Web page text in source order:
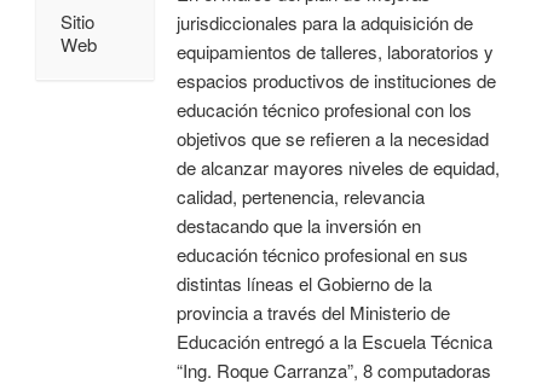
jurisdiccionales para la adquisición de
equipamientos de talleres, laboratorios y
espacios productivos de instituciones de
educación técnico profesional con los
objetivos que se refieren a la necesidad
de alcanzar mayores niveles de equidad,
calidad, pertenencia, relevancia
destacando que la inversión en
educación técnico profesional en sus
distintas líneas el Gobierno de la
provincia a través del Ministerio de
Educación entregó a la Escuela Técnica
“Ing. Roque Carranza”, 8 computadoras
Sitio
Web